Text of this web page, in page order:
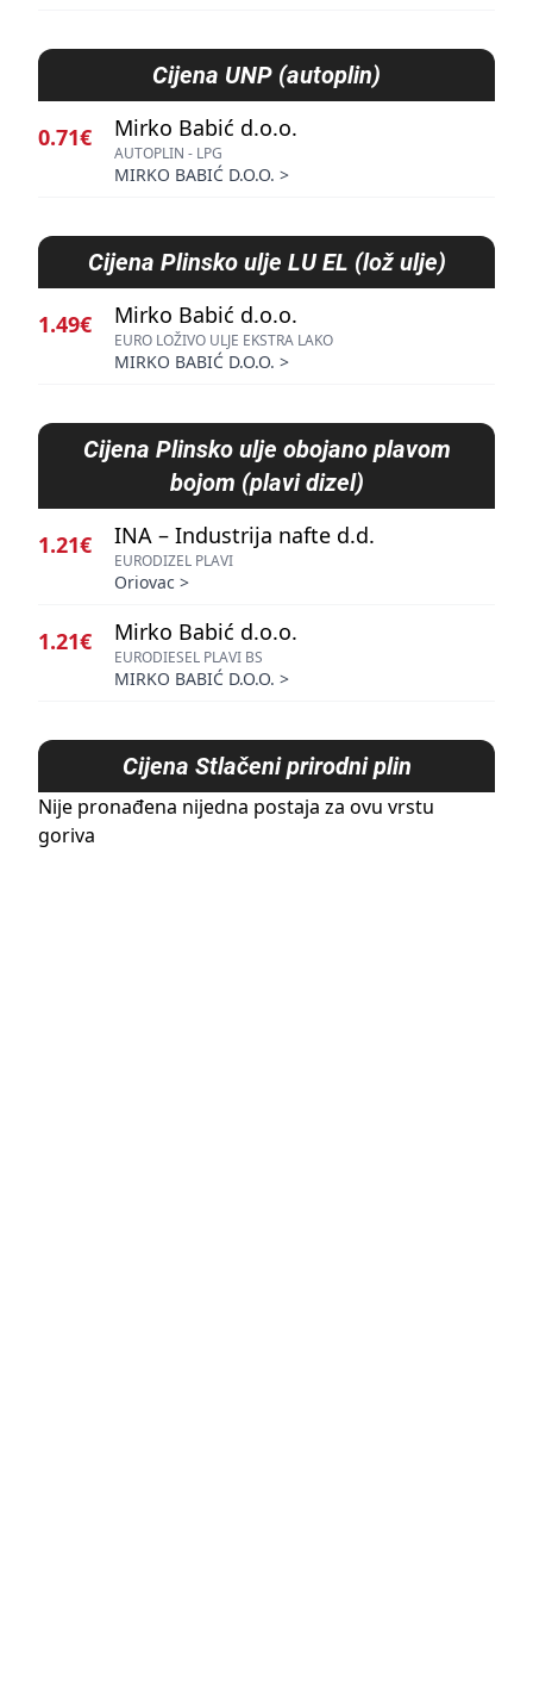
Cijena UNP (autoplin)
0.71€ Mirko Babić d.o.o.
AUTOPLIN - LPG
MIRKO BABIĆ D.O.O. >
Cijena Plinsko ulje LU EL (lož ulje)
1.49€ Mirko Babić d.o.o.
EURO LOŽIVO ULJE EKSTRA LAKO
MIRKO BABIĆ D.O.O. >
Cijena Plinsko ulje obojano plavom
bojom (plavi dizel)
1.21€ INA – Industrija nafte d.d.
EURODIZEL PLAVI
Oriovac >
1.21€ Mirko Babić d.o.o.
EURODIESEL PLAVI BS
MIRKO BABIĆ D.O.O. >
Cijena Stlačeni prirodni plin
Nije pronađena nijedna postaja za ovu vrstu
goriva